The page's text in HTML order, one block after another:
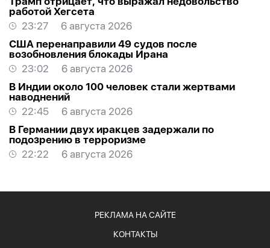
работой Хегсета
23:27
6 августа 2026
США перенаправили 49 судов после
возобновления блокады Ирана
23:02
6 августа 2026
В Индии около 100 человек стали жертвами
наводнений
22:45
6 августа 2026
В Германии двух иракцев задержали по
подозрению в терроризме
22:22
6 августа 2026
РЕКЛАМА НА САЙТЕ
КОНТАКТЫ